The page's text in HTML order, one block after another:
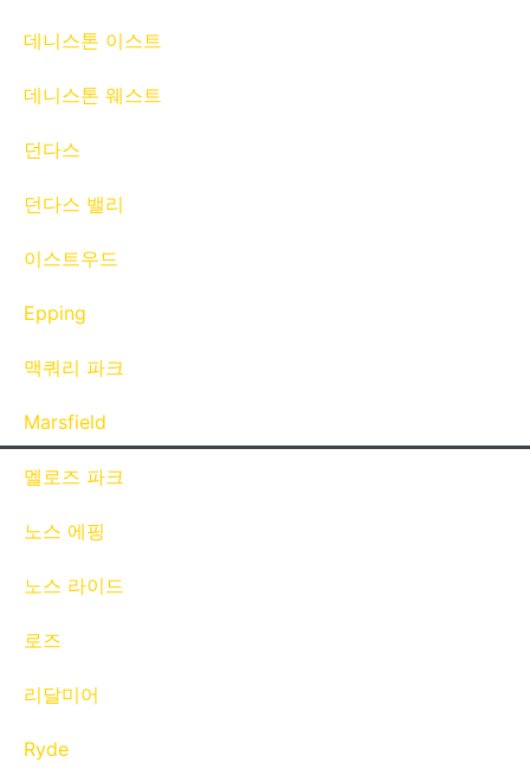
데니스톤 이스트
데니스톤 웨스트
던다스
던다스 밸리
이스트우드
Epping
맥쿼리 파크
Marsfield
멜로즈 파크
노스 에핑
노스 라이드
로즈
리달미어
Ryde